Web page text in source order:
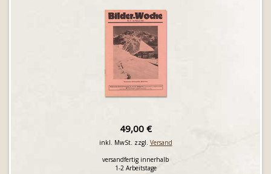
49,00 €
inkl. MwSt. zzgl. Versand
versandfertig innerhalb
1-2 Arbeitstage